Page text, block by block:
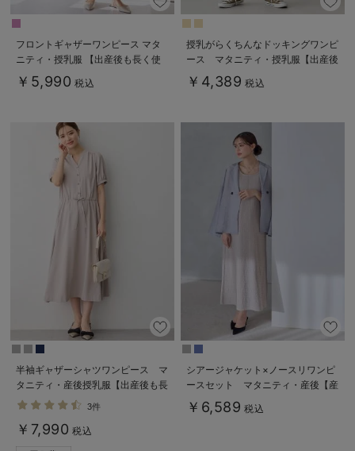
フロントギャザーワンピース マタ
ニティ・授乳服 【出産後も長く使
える】
￥5,990 税込
授乳がらくちんなドッキングワンピ
ース マタニティ・授乳服【出産後
も長く使える】Rosemadame（ロ
ーズマダム）
￥4,389 税込
半袖ギャザーシャツワンピース マ
タニティ・産後授乳服【出産後も長
く使える】
3件
￥7,990 税込
シアージャケット×ノースリワンピ
ースセット マタニティ・産後【産
後も長く着れる】
Rosemadame（ローズマダム）
￥6,589 税込